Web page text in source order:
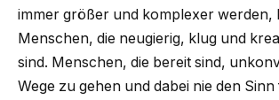
immer größer und komplexer werden,
Menschen, die neugierig, klug und
sind. Menschen, die bereit sind,
Wege zu gehen und dabei nie den